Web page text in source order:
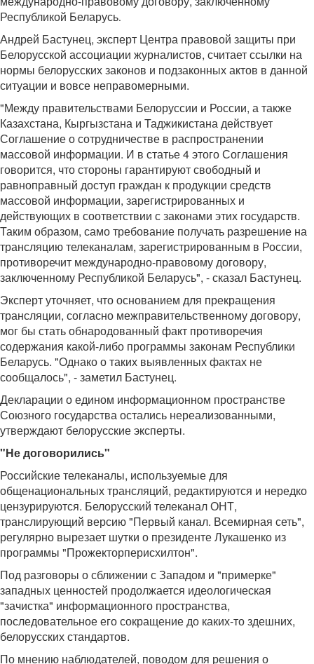
Республикой Беларусь.
Андрей Бастунец, эксперт Центра правовой защиты при
Белорусской ассоциации журналистов, считает ссылки на
нормы белорусских законов и подзаконных актов в данной
ситуации и вовсе неправомерными.
"Между правительствами Белоруссии и России, а также
Казахстана, Кыргызстана и Таджикистана действует
Соглашение о сотрудничестве в распространении
массовой информации. И в статье 4 этого Соглашения
говорится, что стороны гарантируют свободный и
равноправный доступ граждан к продукции средств
массовой информации, зарегистрированных и
действующих в соответствии с законами этих государств.
Таким образом, само требование получать разрешение на
трансляцию телеканалам, зарегистрированным в России,
противоречит международно-правовому договору,
заключенному Республикой Беларусь", - сказал Бастунец.
Эксперт уточняет, что основанием для прекращения
трансляции, согласно межправительственному договору,
мог бы стать обнародованный факт противоречия
содержания какой-либо программы законам Республики
Беларусь. "Однако о таких выявленных фактах не
сообщалось", - заметил Бастунец.
Декларации о едином информационном пространстве
Союзного государства остались нереализованными,
утверждают белорусские эксперты.
"Не договорились"
Российские телеканалы, используемые для
общенациональных трансляций, редактируются и нередко
цензурируются. Белорусский телеканал ОНТ,
транслирующий версию "Первый канал. Всемирная сеть",
регулярно вырезает шутки о президенте Лукашенко из
программы "Прожекторперисхилтон".
Под разговоры о сближении с Западом и "примерке"
западных ценностей продолжается идеологическая
"зачистка" информационного пространства,
последовательное его сокращение до каких-то здешних,
белорусских стандартов.
По мнению наблюдателей, поводом для решения о